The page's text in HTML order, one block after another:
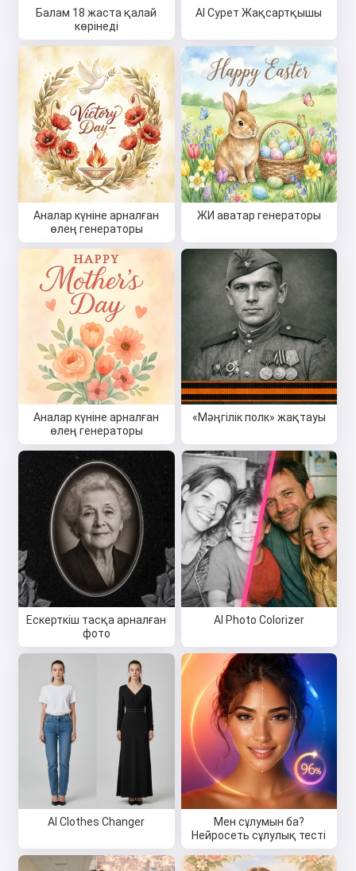
Балам 18 жаста қалай
көрінеді
AI Сурет Жақсартқышы
Аналар күніне арналған
өлең генераторы
ЖИ аватар генераторы
Аналар күніне арналған
өлең генераторы
«Мәңгілік полк» жақтауы
Ескерткіш тасқа арналған
фото
AI Photo Colorizer
AI Clothes Changer
Мен сұлумын ба?
Нейросеть сұлулық тесті